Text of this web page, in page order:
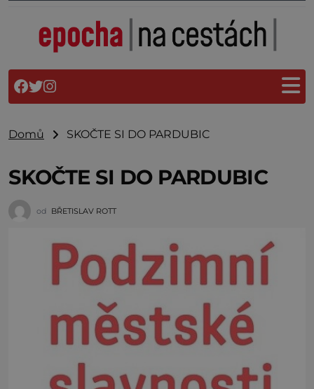
Domů SKOČTE SI DO PARDUBIC
SKOČTE SI DO PARDUBIC
od BŘETISLAV ROTT